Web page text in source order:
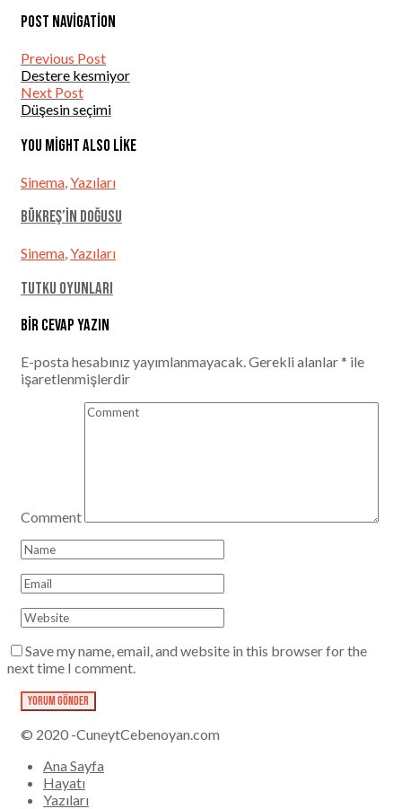
Post navigation
Previous Post
Destere kesmiyor
Next Post
Düşesin seçimi
You might also like
Sinema Yazıları
Bükreş’in Doğusu
Sinema,Yazıları
Tutku Oyunları
Bir cevap yazın
E-posta hesabınız yayımlanmayacak.Gerekli alanlar* ile
işaretlenmişlerdir
Comment
Save my name, email, and website in this browser for the
next time I comment.
© 2020 -CuneytCebenoyan.com
Ana Sayfa
Hayatı
Yazıları